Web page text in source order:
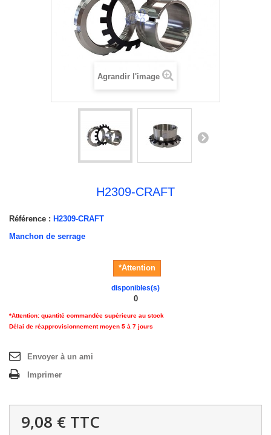
Agrandir l'image
H2309-CRAFT
Référence : H2309-CRAFT
Manchon de serrage
*Attention
disponibles(s)
0
*Attention: quantité commandée supérieure au stock
Délai de réapprovisionnement moyen 5 à 7 jours
Envoyer à un ami
Imprimer
9,08 € TTC